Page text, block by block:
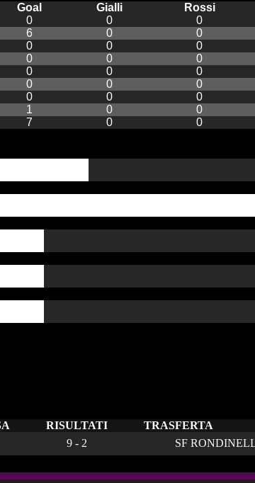
Goal Gialli Rossi
0 0 0
6 0 0
0 0 0
0 0 0
0 0 0
0 0 0
0 0 0
1 0 0
7 0 0
RISULTATI TRASFERTA
9 - 2 SF